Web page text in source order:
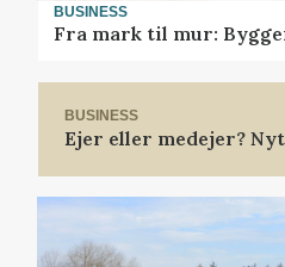
BUSINESS
Fra mark til mur:
BUSINESS
Ejer eller medejer?